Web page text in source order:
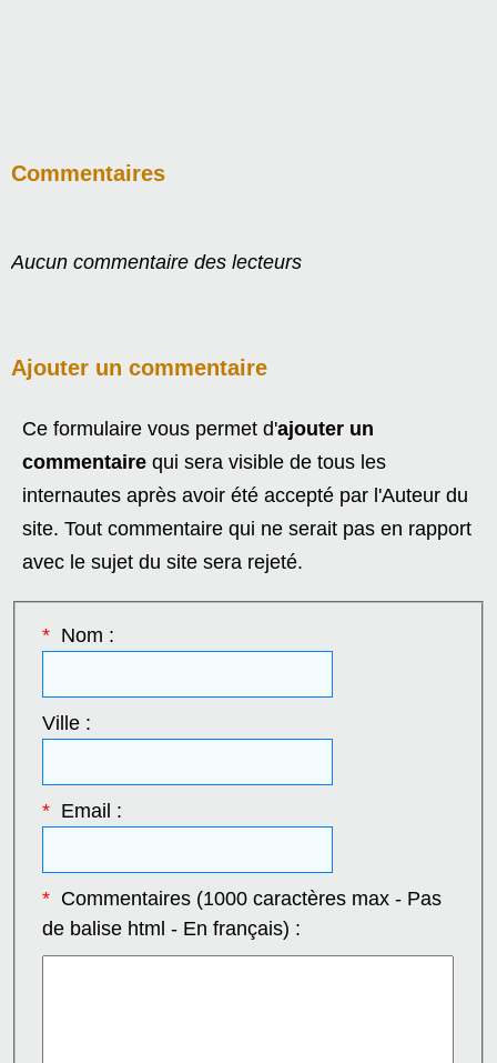
Commentaires
Aucun commentaire des lecteurs
Ajouter un commentaire
Ce formulaire vous permet d'ajouter un
commentaire qui sera visible de tous les
internautes après avoir été accepté par l'Auteur du
site. Tout commentaire qui ne serait pas en rapport
avec le sujet du site sera rejeté.
*Nom :
Ville :
*Email :
*Commentaires (1000 caractères max - Pas
de balise html - En français) :